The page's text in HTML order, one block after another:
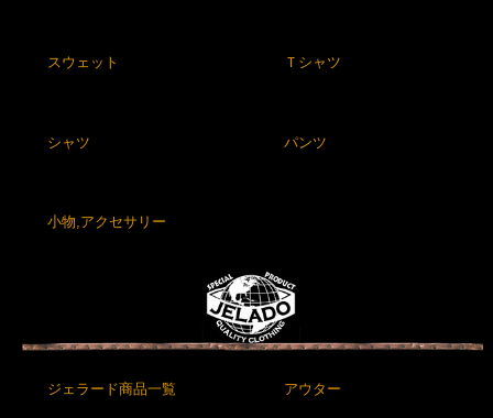
スウェット Ｔシャツ
シャツ パンツ
小物,アクセサリー
ジェラード商品一覧 アウター